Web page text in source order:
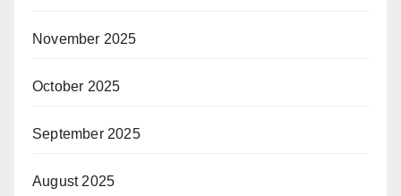
November 2025
October 2025
September 2025
August 2025